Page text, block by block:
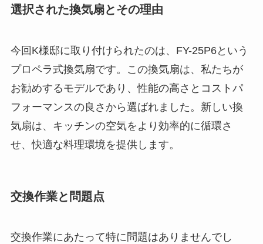
選択された換気扇とその理由
今回K様邸に取り付けられたのは、FY-25P6という
プロペラ式換気扇です。この換気扇は、私たちが
お勧めするモデルであり、性能の高さとコストパ
フォーマンスの良さから選ばれました。新しい換
気扇は、キッチンの空気をより効率的に循環さ
せ、快適な料理環境を提供します。
交換作業と問題点
交換作業にあたって特に問題はありませんでし